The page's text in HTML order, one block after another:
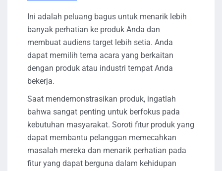
Ini adalah peluang bagus untuk menarik lebih
banyak perhatian ke produk Anda dan
membuat audiens target lebih setia. Anda
dapat memilih tema acara yang berkaitan
dengan produk atau industri tempat Anda
bekerja.
Saat mendemonstrasikan produk, ingatlah
bahwa sangat penting untuk berfokus pada
kebutuhan masyarakat. Soroti fitur produk yang
dapat membantu pelanggan memecahkan
masalah mereka dan menarik perhatian pada
fitur yang dapat berguna dalam kehidupan